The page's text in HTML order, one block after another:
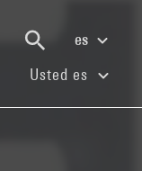
es
(current)
Usted es